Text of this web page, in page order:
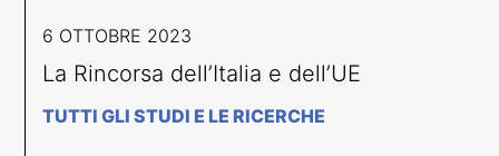
6 OTTOBRE 2023
La Rincorsa dell’Italia e dell’UE
TUTTI GLI STUDI E LE RICERCHE